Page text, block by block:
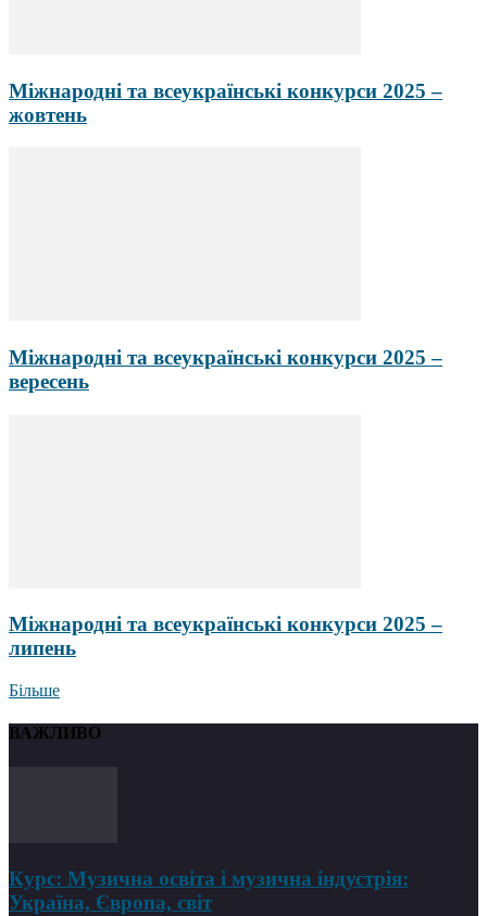
Міжнародні та всеукраїнські конкурси 2025 –
жовтень
Міжнародні та всеукраїнські конкурси 2025 –
вересень
Міжнародні та всеукраїнські конкурси 2025 –
липень
Більше
ВАЖЛИВО
Курс: Музична освіта і музична індустрія:
Україна, Європа, світ